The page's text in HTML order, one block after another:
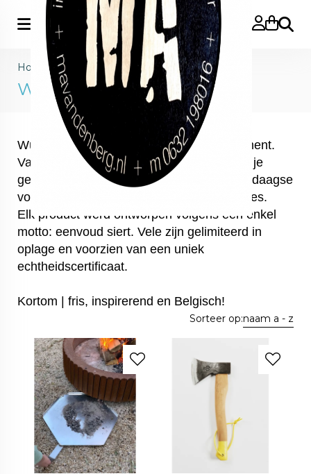
Home>Merk > Wünder
Wünder
Wünder kan niet ontbreken in m'n assortiment.
Van tuinset tot blaaspook: bij Wünder vind je
geen extravagante poespas, maar wel alledaagse
voorwerpen met een paar opvallende trekjes.
Elk product werd ontworpen volgens één enkel
motto: eenvoud siert. Vele zijn gelimiteerd in
oplage en voorzien van een uniek
echtheidscertificaat.
Kortom | fris, inspirerend en Belgisch!
Sorteer op:naam a - z